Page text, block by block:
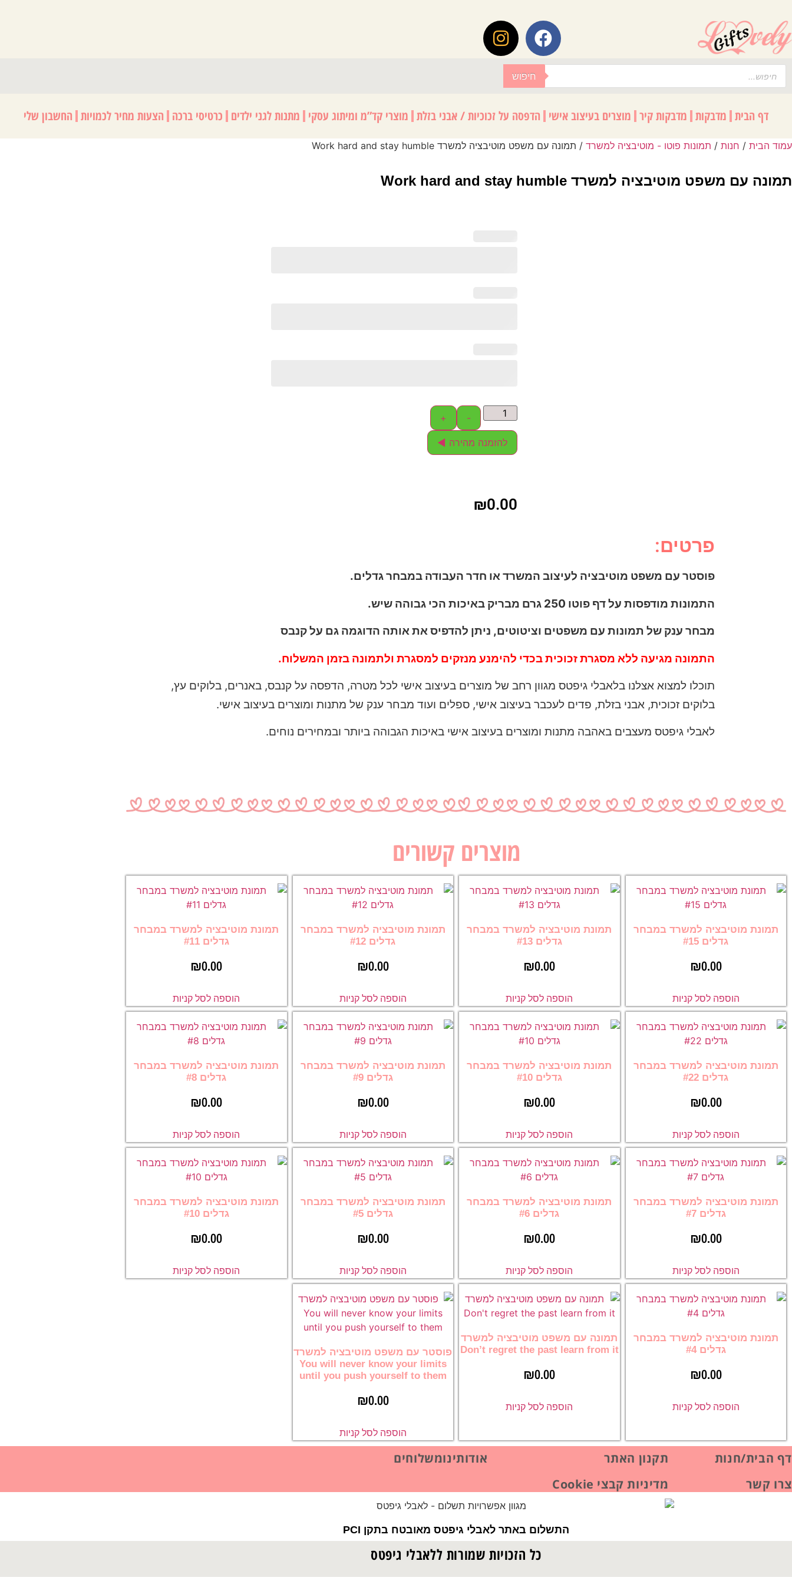
חיפוש
דף הבית מדבקות מדבקות קיר מוצרים בעיצוב אישי הדפסה על זכוכיות / אבני בזלת מוצרי קד”מ ומיתוג עסקי מתנות לגני ילדים כרטיסי ברכה הצעות מחיר לכמויות החשבון שלי
עמוד הבית / חנות / תמונות פוטו - מוטיבציה למשרד / תמונה עם משפט מוטיבציה למשרד Work hard and stay humble
תמונה עם משפט מוטיבציה למשרד Work hard and stay humble
-
+
להזמנה מהירה ◄
₪0.00
פרטים:
פוסטר עם משפט מוטיבציה לעיצוב המשרד או חדר העבודה במבחר גדלים.
התמונות מודפסות על דף פוטו 250 גרם מבריק באיכות הכי גבוהה שיש.
מבחר ענק של תמונות עם משפטים וציטוטים, ניתן להדפיס את אותה הדוגמה גם על קנבס
התמונה מגיעה ללא מסגרת זכוכית בכדי להימנע מנזקים למסגרת ולתמונה בזמן המשלוח.
תוכלו למצוא אצלנו בלאבלי גיפטס מגוון רחב של מוצרים בעיצוב אישי לכל מטרה, הדפסה על קנבס, באנרים, בלוקים עץ,
בלוקים זכוכית, אבני בזלת, פדים לעכבר בעיצוב אישי, ספלים ועוד מבחר ענק של מתנות ומוצרים בעיצוב אישי.
לאבלי גיפטס מעצבים באהבה מתנות ומוצרים בעיצוב אישי באיכות הגבוהה ביותר ובמחירים נוחים.
מוצרים קשורים
תמונת מוטיבציה למשרד במבחר
גדלים #15
₪0.00
הוספה לסל קניות
תמונת מוטיבציה למשרד במבחר
גדלים #13
₪0.00
הוספה לסל קניות
תמונת מוטיבציה למשרד במבחר
גדלים #12
₪0.00
הוספה לסל קניות
תמונת מוטיבציה למשרד במבחר
גדלים #11
₪0.00
הוספה לסל קניות
תמונת מוטיבציה למשרד במבחר
גדלים #22
₪0.00
הוספה לסל קניות
תמונת מוטיבציה למשרד במבחר
גדלים #10
₪0.00
הוספה לסל קניות
תמונת מוטיבציה למשרד במבחר
גדלים #9
₪0.00
הוספה לסל קניות
תמונת מוטיבציה למשרד במבחר
גדלים #8
₪0.00
הוספה לסל קניות
תמונת מוטיבציה למשרד במבחר
גדלים #7
₪0.00
הוספה לסל קניות
תמונת מוטיבציה למשרד במבחר
גדלים #6
₪0.00
הוספה לסל קניות
תמונת מוטיבציה למשרד במבחר
גדלים #5
₪0.00
הוספה לסל קניות
תמונת מוטיבציה למשרד במבחר
גדלים #10
₪0.00
הוספה לסל קניות
תמונת מוטיבציה למשרד במבחר
גדלים #4
₪0.00
הוספה לסל קניות
תמונה עם משפט מוטיבציה למשרד
Don’t regret the past learn from it
₪0.00
הוספה לסל קניות
פוסטר עם משפט מוטיבציה למשרד
You will never know your limits
until you push yourself to them
₪0.00
הוספה לסל קניות
דף הבית/חנות
צרו קשר
תקנון האתר
מדיניות קבצי Cookie
אודותינומשלוחים
התשלום באתר לאבלי גיפטס מאובטח בתקן PCI
כל הזכויות שמורות ללאבלי גיפטס